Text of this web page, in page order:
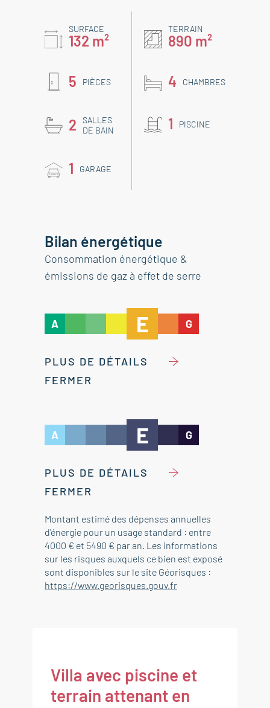
SURFACE
132 m²
TERRAIN
890 m²
5 PIÈCES 4 CHAMBRES
2
SALLES
DE BAIN
1 PISCINE
1 GARAGE
Bilan énergétique
Consommation énergétique &
émissions de gaz à effet de serre
A E G
PLUS DE DÉTAILS
FERMER
A E G
PLUS DE DÉTAILS
FERMER
Montant estimé des dépenses annuelles
d'énergie pour un usage standard : entre
4000 € et 5490 € par an. Les informations
sur les risques auxquels ce bien est exposé
sont disponibles sur le site Géorisques :
https://www.georisques.gouv.fr
Villa avec piscine et
terrain attenant en